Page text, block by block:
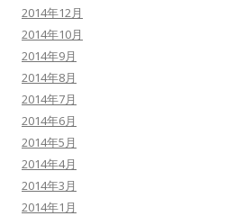
2014年12月
2014年10月
2014年9月
2014年8月
2014年7月
2014年6月
2014年5月
2014年4月
2014年3月
2014年1月